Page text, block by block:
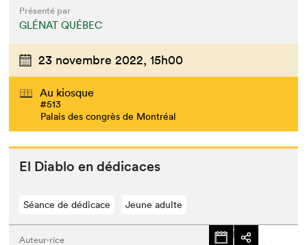
Présenté par
GLÉNAT QUÉBEC
23 novembre 2022, 15h00
Au kiosque
#513
Palais des congrès de Montréal
El Dia­blo en dédicaces
Séance de dédicace Jeune adulte
Auteur·rice